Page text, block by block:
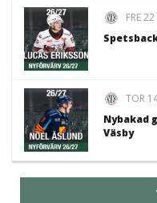
FRE
TOR
Nybakad
Väsby